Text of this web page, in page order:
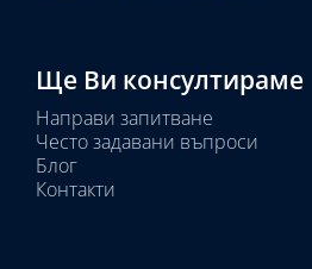
Ще Ви консултираме
Направи запитване
Често задавани въпроси
Блог
Контакти